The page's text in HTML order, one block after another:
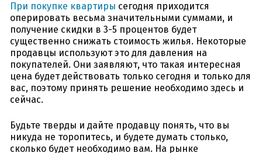
При покупке квартиры сегодня приходится
оперировать весьма значительными суммами, и
получение скидки в 3-5 процентов будет
существенно снижать стоимость жилья. Некоторые
продавцы используют это для давления на
покупателей. Они заявляют, что такая интересная
цена будет действовать только сегодня и только для
вас, поэтому принять решение необходимо здесь и
сейчас.
Будьте тверды и дайте продавцу понять, что вы
никуда не торопитесь, и будете думать столько,
сколько будет необходимо вам. На рынке